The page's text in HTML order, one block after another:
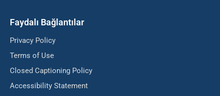
Faydalı Bağlantılar
Privacy Policy
Terms of Use
Closed Captioning Policy
Accessibility Statement